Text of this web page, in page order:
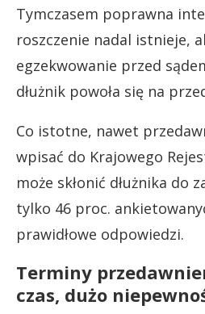
Tymczasem poprawna
roszczenie nadal istnieje,
egzekwowanie przed
dłużnik powoła się na
Co istotne, nawet
wpisać do Krajowego
może skłonić dłużnika do
tylko 46 proc.
prawidłowe odpowiedzi.
Terminy
czas, dużo